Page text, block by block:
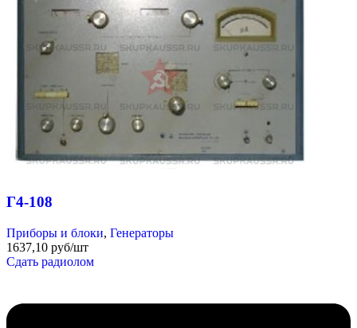
Г4-108
Приборы и блоки, Генераторы
1637,10 руб/шт
Сдать радиолом